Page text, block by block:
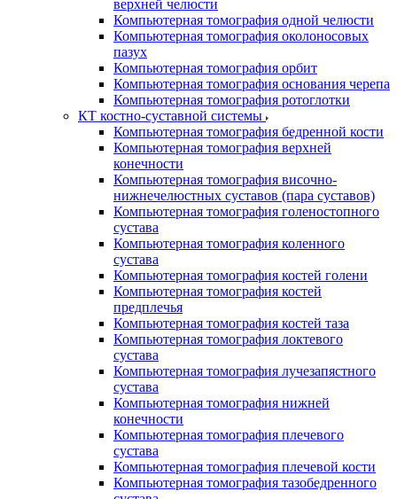
верхней челюсти
Компьютерная томография одной челюсти
Компьютерная томография околоносовых
пазух
Компьютерная томография орбит
Компьютерная томография основания черепа
Компьютерная томография ротоглотки
КТ костно-суставной системы
Компьютерная томография бедренной кости
Компьютерная томография верхней
конечности
Компьютерная томография височно-
нижнечелюстных суставов (пара суставов)
Компьютерная томография голеностопного
сустава
Компьютерная томография коленного
сустава
Компьютерная томография костей голени
Компьютерная томография костей
предплечья
Компьютерная томография костей таза
Компьютерная томография локтевого
сустава
Компьютерная томография лучезапястного
сустава
Компьютерная томография нижней
конечности
Компьютерная томография плечевого
сустава
Компьютерная томография плечевой кости
Компьютерная томография тазобедренного